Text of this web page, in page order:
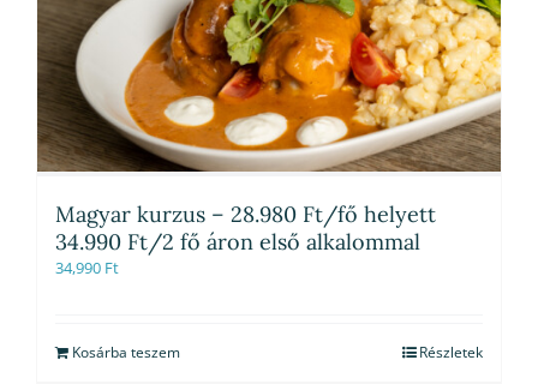
Magyar kurzus – 28.980 Ft/fő helyett
34.990 Ft/2 fő áron első alkalommal
34,990 Ft
Kosárba teszem Részletek